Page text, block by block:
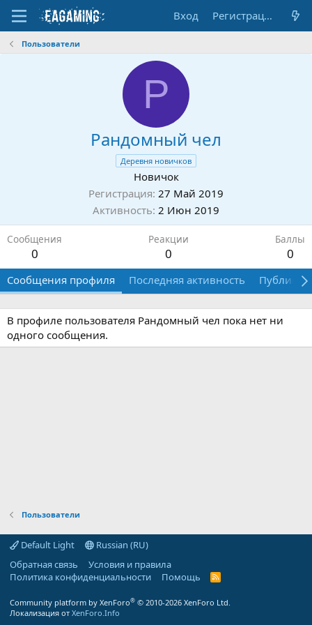
Вход Регистрация
Пользователи
Р
Рандомный чел
Деревня новичков
Новичок
Регистрация 27 Май 2019
Активность 2 Июн 2019
Сообщения
0
Реакции
0
Баллы
0
Сообщения профиля Последняя активность
В профиле пользователя Рандомный чел пока нет ни
одного сообщения.
Пользователи
Default Light
Russian (RU)
Обратная связь
Условия и правила
Политика конфиденциальности
Помощь
R
Community platform by XenForo® © 2010-2026 XenForo Ltd.
Локализация от XenForo.Info